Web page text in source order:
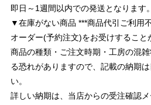
即日～1週間以内での発送となります。
▼在庫がない商品 ***商品代引ご利用
オーダー(予約注文)をお受けすること
商品の種類・ご注文時期・工房の混
る恐れがありますので、記載の納期
い。
詳しい納期は、当店からの受注確認